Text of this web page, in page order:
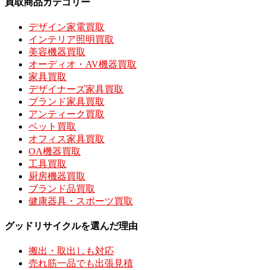
デザイン家電買取
インテリア照明買取
美容機器買取
オーディオ・AV機器買取
家具買取
デザイナーズ家具買取
ブランド家具買取
アンティーク買取
ベット買取
オフィス家具買取
OA機器買取
工具買取
厨房機器買取
ブランド品買取
健康器具・スポーツ買取
グッドリサイクルを選んだ理由
搬出・取出しも対応
売れ筋一品でも出張見積